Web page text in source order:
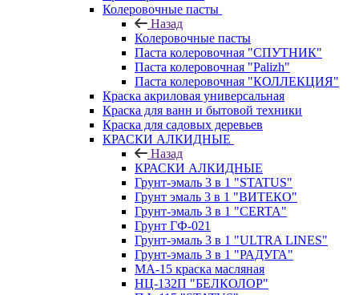
Колеровочные пасты
Назад
Колеровочные пасты
Паста колеровочная "СПУТНИК"
Паста колеровочная "Palizh"
Паста колеровочная "КОЛЛЕКЦИЯ"
Краска акриловая универсальная
Краска для ванн и бытовой техники
Краска для садовых деревьев
КРАСКИ АЛКИДНЫЕ
Назад
КРАСКИ АЛКИДНЫЕ
Грунт-эмаль 3 в 1 "STATUS"
Грунт эмаль 3 в 1 "ВИТЕКО"
Грунт-эмаль 3 в 1 "CERTA"
Грунт ГФ-021
Грунт-эмаль 3 в 1 "ULTRA LINES"
Грунт-эмаль 3 в 1 "РАДУГА"
МА-15 краска масляная
НЦ-132П "БЕЛКОЛОР"